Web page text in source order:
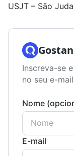
USJT – São
Inscreva-se
no seu e-mail
Nome
E-mail